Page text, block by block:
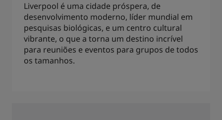
Kunlun Golden Tulip
Liverpool é uma cidade próspera, de
desenvolvimento moderno, líder mundial em
pesquisas biológicas, e um centro cultural
vibrante, o que a torna um destino incrível
para reuniões e eventos para grupos de todos
os tamanhos.